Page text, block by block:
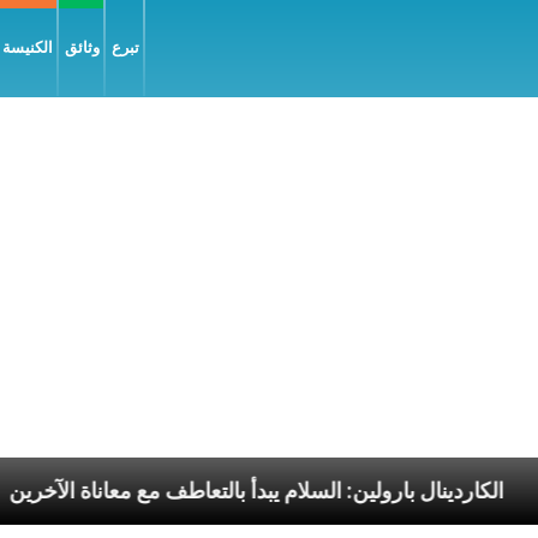
وثائق تبرع
الكاردينال بارولين: السلام يبدأ بالتعاطف مع